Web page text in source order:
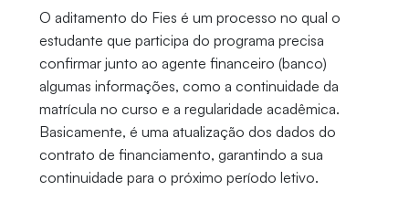
O aditamento do Fies é um processo no qual o
estudante que participa do programa precisa
confirmar junto ao agente financeiro (banco)
algumas informações, como a continuidade da
matrícula no curso e a regularidade acadêmica.
Basicamente, é uma atualização dos dados do
contrato de financiamento, garantindo a sua
continuidade para o próximo período letivo.